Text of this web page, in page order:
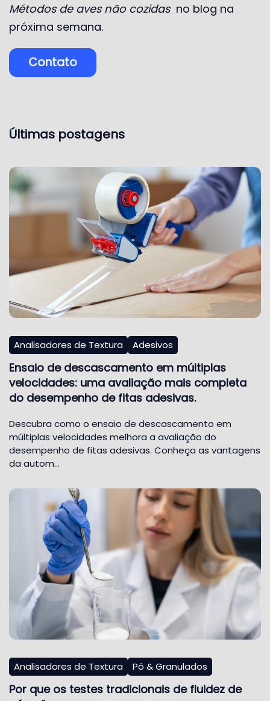
Métodos de aves não cozidas no blog na
próxima semana.
Contato
Últimas postagens
Analisadores de Textura Adesivos
Ensaio de descascamento em múltiplas
velocidades: uma avaliação mais completa
do desempenho de fitas adesivas.
Descubra como o ensaio de descascamento em
múltiplas velocidades melhora a avaliação do
desempenho de fitas adesivas. Conheça as vantagens
da autom…
Analisadores de Textura Pó & Granulados
Por que os testes tradicionais de fluidez de